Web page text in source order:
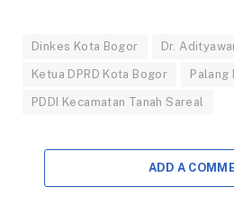
Dinkes Kota Bogor Dr.
Ketua DPRD Kota Bogor Palang
PDDI Kecamatan Tanah Sareal
ADD A